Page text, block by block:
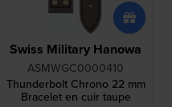
Swiss Military Hanowa
ASMWGC0000410
Thunderbolt Chrono 22 mm
Bracelet en cuir taupe